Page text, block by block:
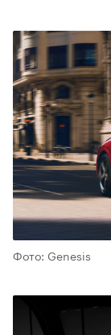
Фото: Genesis